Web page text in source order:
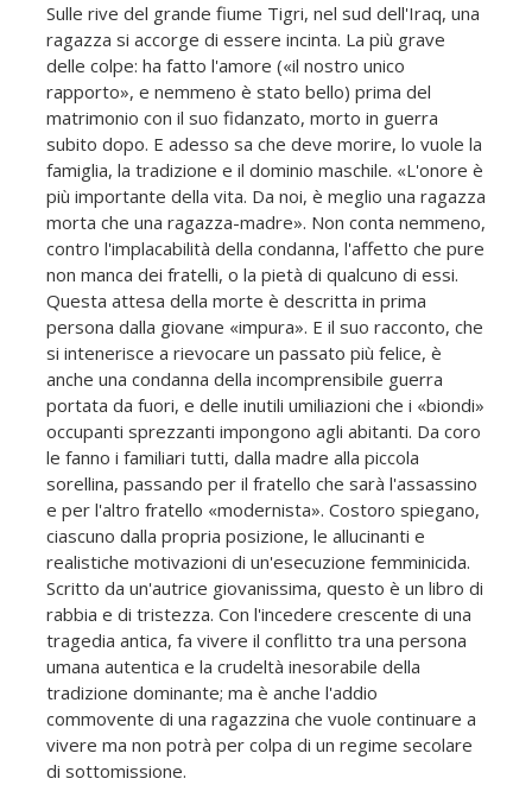
Sulle rive del grande fiume Tigri, nel sud dell'Iraq, una
ragazza si accorge di essere incinta. La più grave
delle colpe: ha fatto l'amore («il nostro unico
rapporto», e nemmeno è stato bello) prima del
matrimonio con il suo fidanzato, morto in guerra
subito dopo. E adesso sa che deve morire, lo vuole la
famiglia, la tradizione e il dominio maschile. «L'onore è
più importante della vita. Da noi, è meglio una ragazza
morta che una ragazza-madre». Non conta nemmeno,
contro l'implacabilità della condanna, l'affetto che pure
non manca dei fratelli, o la pietà di qualcuno di essi.
Questa attesa della morte è descritta in prima
persona dalla giovane «impura». E il suo racconto, che
si intenerisce a rievocare un passato più felice, è
anche una condanna della incomprensibile guerra
portata da fuori, e delle inutili umiliazioni che i «biondi»
occupanti sprezzanti impongono agli abitanti. Da coro
le fanno i familiari tutti, dalla madre alla piccola
sorellina, passando per il fratello che sarà l'assassino
e per l'altro fratello «modernista». Costoro spiegano,
ciascuno dalla propria posizione, le allucinanti e
realistiche motivazioni di un'esecuzione femminicida.
Scritto da un'autrice giovanissima, questo è un libro di
rabbia e di tristezza. Con l'incedere crescente di una
tragedia antica, fa vivere il conflitto tra una persona
umana autentica e la crudeltà inesorabile della
tradizione dominante; ma è anche l'addio
commovente di una ragazzina che vuole continuare a
vivere ma non potrà per colpa di un regime secolare
di sottomissione.